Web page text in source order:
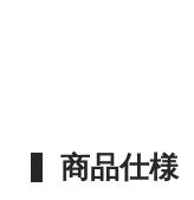
商品仕様